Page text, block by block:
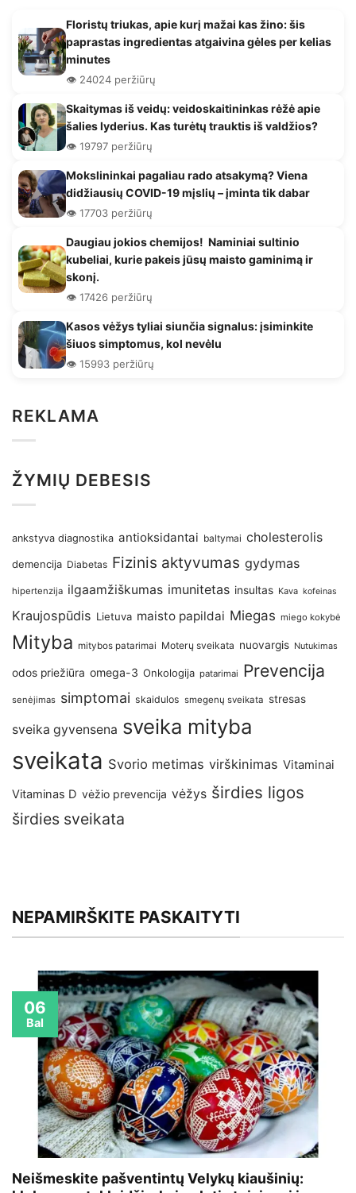
Floristų triukas, apie kurį mažai kas žino: šis
paprastas ingredientas atgaivina gėles per kelias
minutes
👁️ 24024 peržiūrų
Skaitymas iš veidų: veidoskaitininkas rėžė apie
šalies lyderius. Kas turėtų trauktis iš valdžios?
👁️ 19797 peržiūrų
Mokslininkai pagaliau rado atsakymą? Viena
didžiausių COVID-19 mįslių – įminta tik dabar
👁️ 17703 peržiūrų
Daugiau jokios chemijos! Naminiai sultinio
kubeliai, kurie pakeis jūsų maisto gaminimą ir
skonį.
👁️ 17426 peržiūrų
Kasos vėžys tyliai siunčia signalus: įsiminkite
šiuos simptomus, kol nevėlu
👁️ 15993 peržiūrų
REKLAMA
ŽYMIŲ DEBESIS
ankstyva diagnostika antioksidantai baltymai cholesterolis
demencija Diabetas Fizinis aktyvumas gydymas
hipertenzija ilgaamžiškumas imunitetas insultas Kava kofeinas
Kraujospūdis Lietuva maisto papildai Miegas miego kokybė
Mityba mitybos patarimai Moterų sveikata nuovargis Nutukimas
odos priežiūra omega-3 Onkologija patarimai Prevencija
senėjimas simptomai skaidulos smegenų sveikata stresas
sveika gyvensena sveika mityba
sveikata Svorio metimas virškinimas Vitaminai
Vitaminas D vėžio prevencija vėžys širdies ligos
širdies sveikata
NEPAMIRŠKITE PASKAITYTI
Neišmeskite pašventintų Velykų kiaušinių:
06
Bal